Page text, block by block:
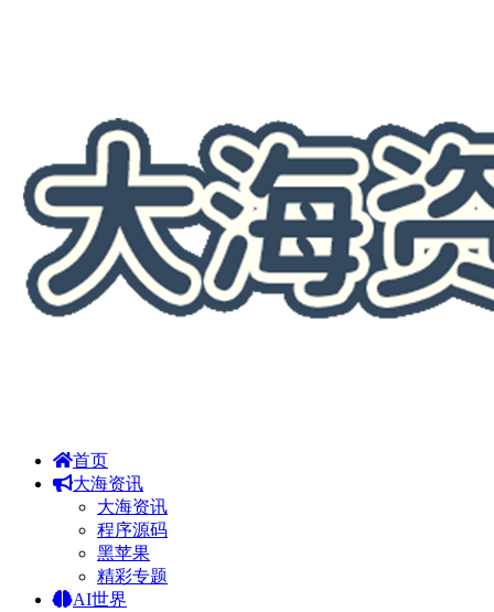
首页
大海资讯
大海资讯
程序源码
黑苹果
精彩专题
AI世界